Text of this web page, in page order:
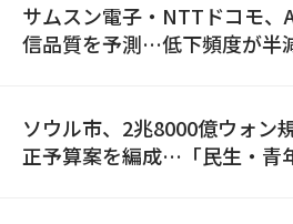
サムスン電子・NTTドコモ、
信品質を予測…低下頻度が半
ソウル市、2兆8000億ウォン
正予算案を編成…「民生・青